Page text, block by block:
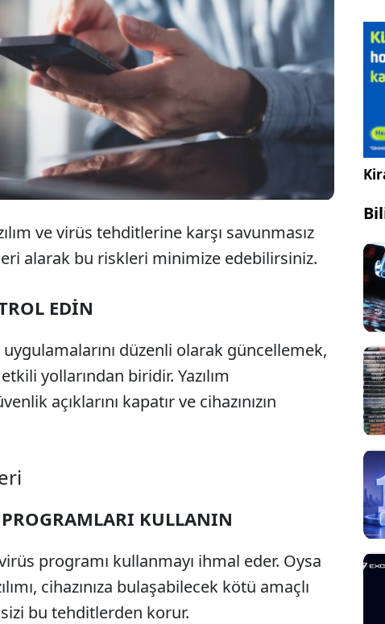
uygulamalar, ziyaret ettiğimiz web siteleri
virüs kapma riskiyle karşı karşıya kalabiliriz. Bu
güvenliğini sağlamak için bazı önemli
gerekir. İşte telefonunuzun virüs kapmasını
gereken önlemler.
ve virüs tehditlerine karşı savunmasız
alarak bu riskleri minimize edebilirsiniz.
EDİN
uygulamalarını düzenli olarak güncellemek,
yollarından biridir. Yazılım
açıklarını kapatır ve cihazınızın
KULLANIN
programı kullanmayı ihmal eder. Oysa
cihazınıza bulaşabilecek kötü amaçlı
sizi bu tehditlerden korur.